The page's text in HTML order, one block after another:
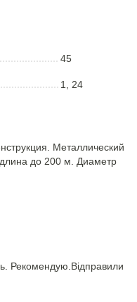
45
1, 24
Металлический
до 200 м. Диаметр
Рекомендую.Відправили